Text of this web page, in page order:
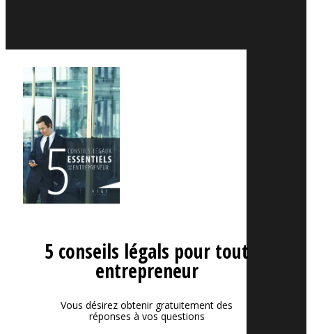
5 conseils légals pour tout
entrepreneur
Vous désirez obtenir gratuitement des
réponses à vos questions